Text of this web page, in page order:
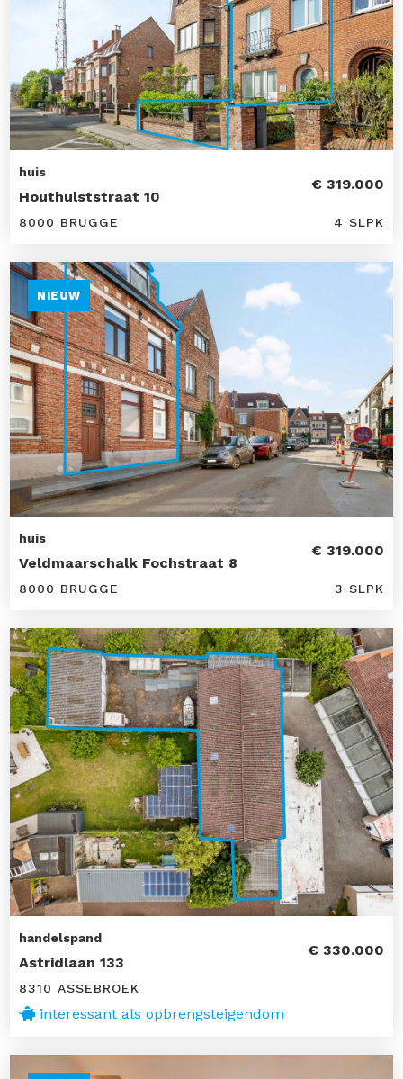
huis
Houthulststraat 10
€ 319.000
8000 BRUGGE 4 SLPK
NIEUW
huis
Veldmaarschalk Fochstraat 8
€ 319.000
8000 BRUGGE 3 SLPK
handelspand
Astridlaan 133
€ 330.000
8310 ASSEBROEK
interessant als opbrengsteigendom